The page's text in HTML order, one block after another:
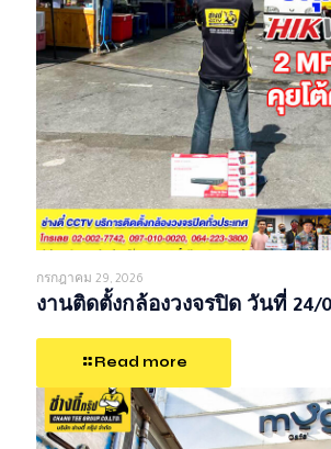
กรกฎาคม 29, 2026
งานติดตั้งกล้องวงจรปิด วันที่ 24/
Read more